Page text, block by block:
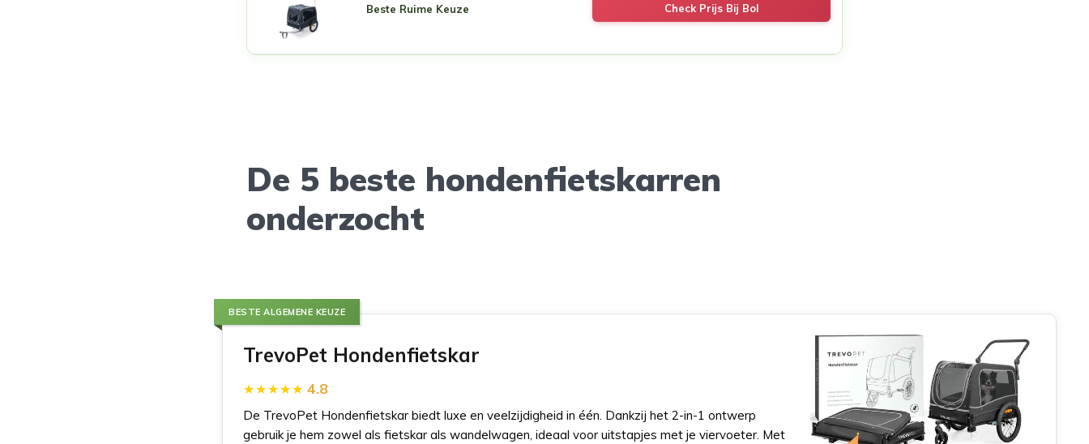
Beste Ruime Keuze Check Prijs Bij Bol
De 5 beste hondenfietskarren
onderzocht
BESTE ALGEMENE KEUZE
TrevoPet Hondenfietskar
4.8
De TrevoPet Hondenfietskar biedt luxe en veelzijdigheid in één. Dankzij het 2-in-1 ontwerp
gebruik je hem zowel als fietskar als wandelwagen, ideaal voor uitstapjes met je viervoeter. Met